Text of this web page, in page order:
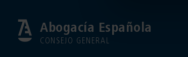
Abogacía Española
CONSEJO GENERAL